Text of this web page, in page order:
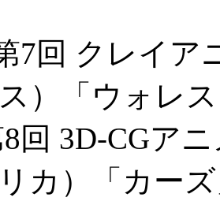
7回 クレイ
ス）「ウォレ
回 3D-CGア
カ）「カー